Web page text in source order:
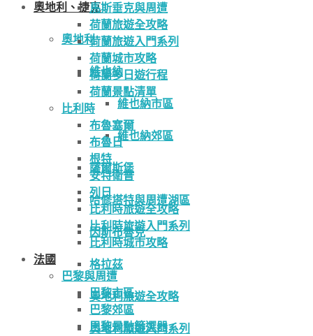
奧地利、捷克
奧地利
維也納
維也納市區
維也納郊區
薩爾斯堡
哈修塔特與周遭湖區
因斯布魯克
格拉茲
奧地利旅遊全攻略
奧地利旅遊入門系列
馬斯垂克與周遭
荷蘭旅遊全攻略
荷蘭旅遊入門系列
荷蘭城市攻略
荷蘭多日遊行程
荷蘭景點清單
比利時
布魯塞爾
布魯日
根特
安特衛普
列日
比利時旅遊全攻略
比利時旅遊入門系列
比利時城市攻略
法國
巴黎與周遭
巴黎市區
巴黎郊區
巴黎景點篩選器